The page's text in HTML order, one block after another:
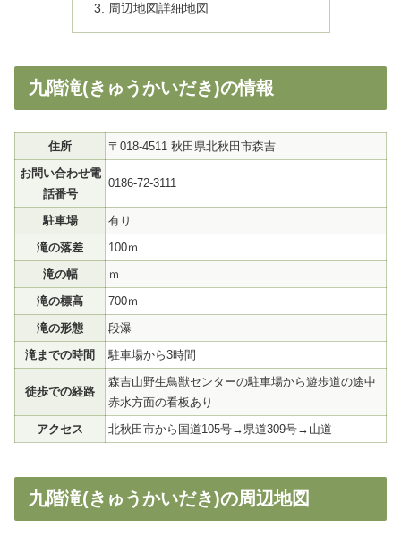
周辺地図詳細地図
九階滝(きゅうかいだき)の情報
住所
〒018-4511 秋田県北秋田市森吉
お問い合わせ電
話番号
0186-72-3111
駐車場
有り
滝の落差
100ｍ
滝の幅
ｍ
滝の標高
700ｍ
滝の形態
段瀑
滝までの時間
駐車場から3時間
徒歩での経路
森吉山野生鳥獣センターの駐車場から遊歩道の途中
赤水方面の看板あり
アクセス
北秋田市から国道105号→県道309号→山道
九階滝(きゅうかいだき)の周辺地図